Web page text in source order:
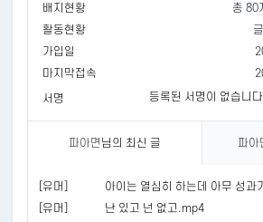
배지현황
총 80
활동현황
가입일
마지막접속
서명
등록된 서명이 없습니
파아면 님의 최신 글 파아
[유머]
[유머]
난 있고 넌 없고.mp4